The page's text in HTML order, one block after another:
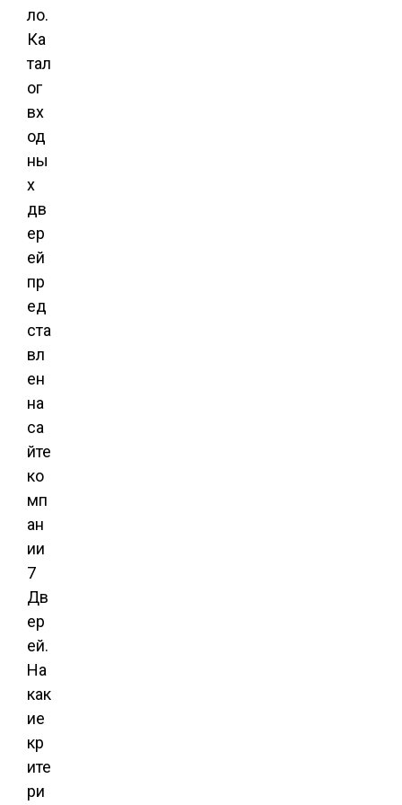
ло.
Ка
тал
ог
вх
од
ны
х
дв
ер
ей
пр
ед
ста
вл
ен
на
са
йте
ко
мп
ан
ии
7
Дв
ер
ей.
На
как
ие
кр
ите
ри